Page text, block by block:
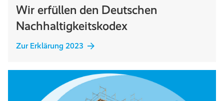
Wir erfüllen den Deutschen
Nachhaltigkeitskodex
Zur Erklärung 2023